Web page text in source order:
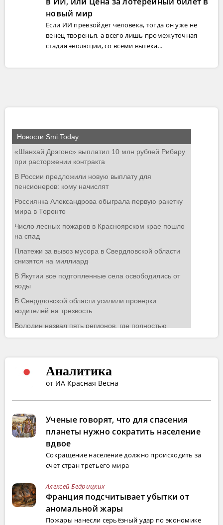
новый мир
Если ИИ превзойдет человека, тогда он уже не
венец творенья, а всего лишь промежуточная
стадия эволюции, со всеми вытека...
Аналитика
от ИА Красная Весна
Ученые говорят, что для спасения
планеты нужно сократить население
вдвое
Сокращение население должно происходить за
счет стран третьего мира
Алексей Бедрицких
Франция подсчитывает убытки от
аномальной жары
Пожары нанесли серьёзный удар по экономике